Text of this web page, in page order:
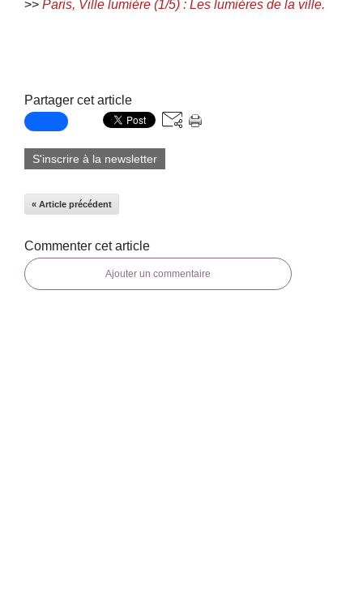
>> Paris, Ville lumière (1/5) : Les lumières de la ville.
Partager cet article
S'inscrire à la newsletter
« Article précédent
Commenter cet article
Ajouter un commentaire